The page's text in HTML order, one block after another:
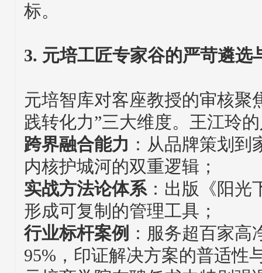
标。
3. 元培工匠专家谷的严苛遴选
元培智库对客座教授的审核聚
践转化力”三大维度。王江玲
跨界融合能力 ：从品牌策划
内核护城河的双重逻辑；
实战方法论体系：出版《阳光
形成可复制的管理工具；
行业标杆案例 ：服务超百家
95%，印证解决方案的普适性